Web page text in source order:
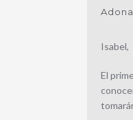
Adona
Isabel,
El